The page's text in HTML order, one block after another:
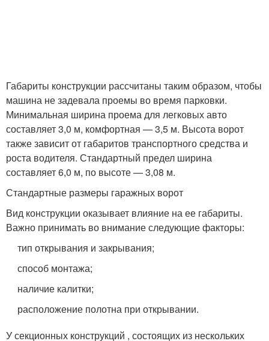
Габариты конструкции рассчитаны таким образом, чтобы
машина не задевала проемы во время парковки.
Минимальная ширина проема для легковых авто
составляет 3,0 м, комфортная — 3,5 м. Высота ворот
также зависит от габаритов транспортного средства и
роста водителя. Стандартный предел ширина
составляет 6,0 м, по высоте — 3,08 м.
Стандартные размеры гаражных ворот
Вид конструкции оказывает влияние на ее габариты.
Важно принимать во внимание следующие факторы:
тип открывания и закрывания;
способ монтажа;
наличие калитки;
расположение полотна при открывании.
У секционных конструкций , состоящих из нескольких